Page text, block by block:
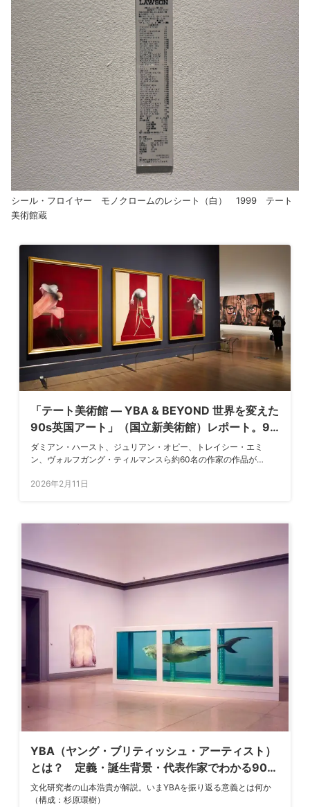
シール・フロイヤー モノクロームのレシート（白） 1999 テート
美術館蔵
「テート美術館 ― YBA & BEYOND 世界を変えた
90s英国アート」（国立新美術館）レポート。90
年代の革新的な創作の軌跡に迫る
ダミアン・ハースト、ジュリアン・オピー、トレイシー・エミ
ン、ヴォルフガング・ティルマンスら約60名の作家の作品が一
2026年2月11日
YBA（ヤング・ブリティッシュ・アーティスト）
とは？ 定義・誕生背景・代表作家でわかる90年
代英国美術の基礎知識
文化研究者の山本浩貴が解説。いまYBAを振り返る意義とは何か
（構成：杉原環樹）